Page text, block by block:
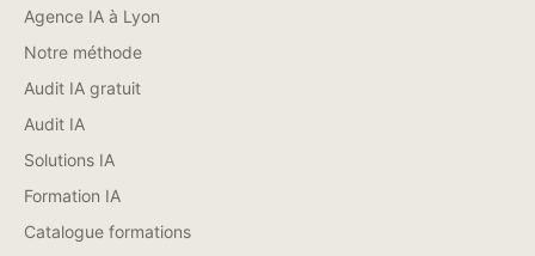
Agence IA à Lyon
Notre méthode
Audit IA gratuit
Audit IA
Solutions IA
Formation IA
Catalogue formations